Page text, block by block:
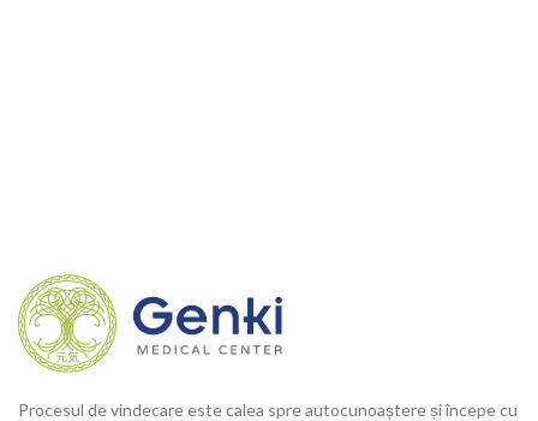
Procesul de vindecare este calea spre autocunoaștere și începe cu